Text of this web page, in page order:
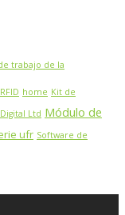
trabajo de la
home Kit de
Ltd Módulo de
ufr Software de